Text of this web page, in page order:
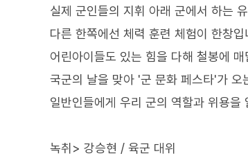
실제 군인들의 지휘 아래 군에서 하는
다른 한쪽에선 체력 훈련 체험이 한창입
어린아이들도 있는 힘을 다해 철봉에 매
국군의 날을 맞아 '군 문화 페스타'가
일반인들에게 우리 군의 역할과 위용을
녹취> 강승현 / 육군 대위